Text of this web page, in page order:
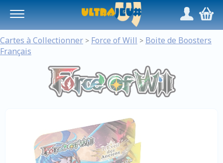
/,
Cartes à Collectionner > Force of Will > Boite de Boosters
Français